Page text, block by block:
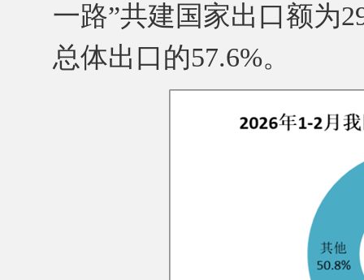
一路”共建国家出口额为
总体出口的57.6%。